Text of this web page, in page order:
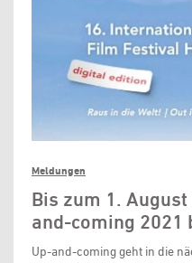
Meldungen
Bis zum 1.
and-coming 2021
Up-and-coming geht in die